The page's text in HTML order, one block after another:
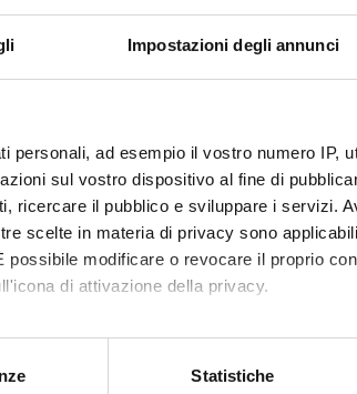
Impostazioni degli annunci
personali, ad esempio il vostro numero IP,
sul vostro dispositivo al fine di
ricercare il pubblico e sviluppare i servizi.
scelte in materia di privacy sono
modificare o revocare il proprio
di attivazione della privacy.
geografica, con un'approssimazione di
Statistiche
of the proposed innovation will have a
by the deep knowledge of the team
partner is a leader on the market), and on
share common dynamics with Biological
Funds:assigned and managed by the